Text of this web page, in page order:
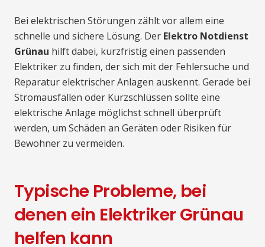
Bei elektrischen Störungen zählt vor allem eine
schnelle und sichere Lösung. Der Elektro Notdienst
Grünau hilft dabei, kurzfristig einen passenden
Elektriker zu finden, der sich mit der Fehlersuche und
Reparatur elektrischer Anlagen auskennt. Gerade bei
Stromausfällen oder Kurzschlüssen sollte eine
elektrische Anlage möglichst schnell überprüft
werden, um Schäden an Geräten oder Risiken für
Bewohner zu vermeiden.
Typische Probleme, bei
denen ein Elektriker Grünau
helfen kann